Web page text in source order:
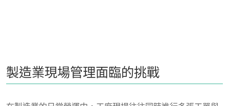
製造業現場管理面臨的挑戰